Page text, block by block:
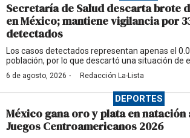
Secretaría de Salud descarta brote
en México; mantiene vigilancia por
detectados
Los casos detectados representan apenas el
población, por lo que descartó una situación de
6 de agosto, 2026 · Redacción La-Lista
DEPORTES
México gana oro y plata en
Juegos Centroamericanos 2026